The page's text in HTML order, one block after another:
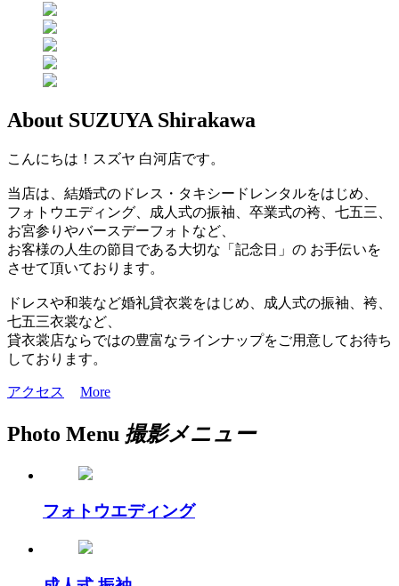
About SUZUYA Shirakawa
こんにちは！スズヤ 白河店です。
当店は、結婚式のドレス・タキシードレンタルをはじめ、
フォトウエディング、成人式の振袖、卒業式の袴、七五三、
お宮参りやバースデーフォトなど、
お客様の人生の節目である大切な「記念日」の お手伝いを
させて頂いております。
ドレスや和装など婚礼貸衣裳をはじめ、成人式の振袖、袴、
七五三衣裳など、
貸衣裳店ならではの豊富なラインナップをご用意してお待ち
しております。
アクセス More
Photo Menu 撮影メニュー
フォトウエディング